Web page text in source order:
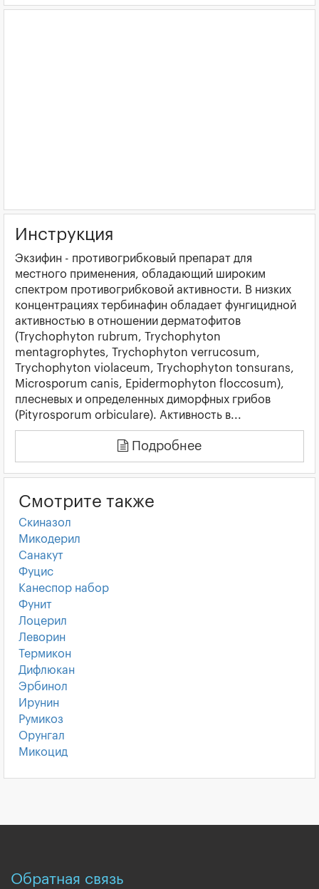
Инструкция
Экзифин - противогрибковый препарат для
местного применения, обладающий широким
спектром противогрибковой активности. В низких
концентрациях тербинафин обладает фунгицидной
активностью в отношении дерматофитов
(Trychophyton rubrum, Trychophyton
mentagrophytes, Trychophyton verrucosum,
Trychophyton violaceum, Trychophyton tonsurans,
Microsporum canis, Epidermophyton floccosum),
плесневых и определенных диморфных грибов
(Pityrosporum orbiculare). Активность в...
Подробнее
Смотрите также
Скиназол
Микодерил
Санакут
Фуцис
Канеспор набор
Фунит
Лоцерил
Леворин
Термикон
Дифлюкан
Эрбинол
Ирунин
Румикоз
Орунгал
Микоцид
Обратная связь